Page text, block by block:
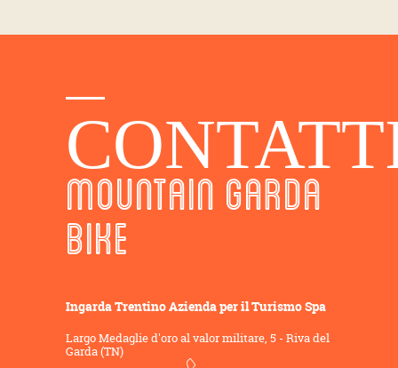
MOUNTAIN GARDA
BIKE
Ingarda Trentino Azienda per il Turismo Spa
Largo Medaglie d'oro al valor militare, 5 - Riva del
Garda (TN)